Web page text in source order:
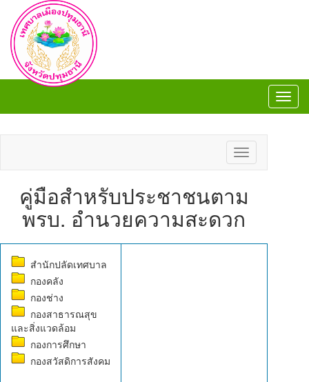
Toggle
navigation
คู่มือสำหรับประชาชนตาม
พรบ. อำนวยความสะดวก
สำนักปลัดเทศบาล
กองคลัง
กองช่าง
กองสาธารณสุข
และสิ่งแวดล้อม
กองการศึกษา
กองสวัสดิการสังคม